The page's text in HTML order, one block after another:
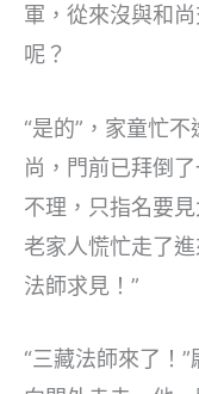
軍，從來沒與和
呢？
“是的”，家童忙
尚，門前已拜倒
不理，只指名要
老家人慌忙走了
法師求見！”
“三藏法師來了！